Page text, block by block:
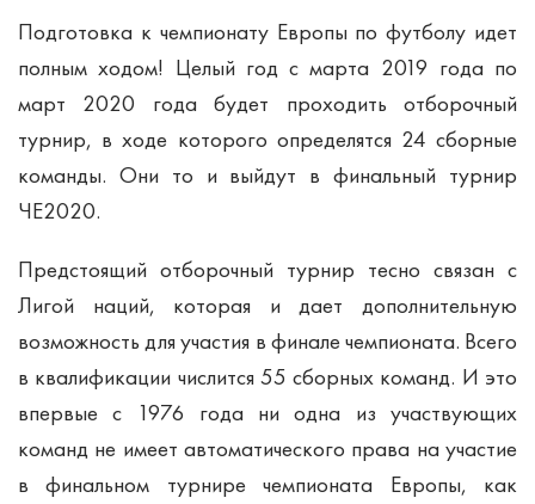
Подготовка к чемпионату Европы по футболу идет
полным ходом! Целый год с марта 2019 года по
март 2020 года будет проходить отборочный
турнир, в ходе которого определятся 24 сборные
команды. Они то и выйдут в финальный турнир
ЧЕ2020.
Предстоящий отборочный турнир тесно связан с
Лигой наций, которая и дает дополнительную
возможность для участия в финале чемпионата. Всего
в квалификации числится 55 сборных команд. И это
впервые с 1976 года ни одна из участвующих
команд не имеет автоматического права на участие
в финальном турнире чемпионата Европы, как